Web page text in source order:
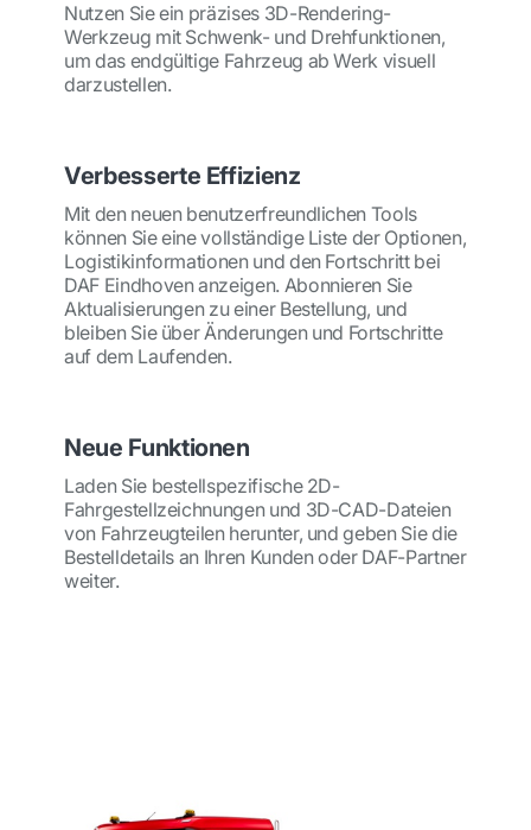
Nutzen Sie ein präzises 3D-Rendering-
Werkzeug mit Schwenk- und Drehfunktionen,
um das endgültige Fahrzeug ab Werk visuell
darzustellen.
Verbesserte Effizienz
Mit den neuen benutzerfreundlichen Tools
können Sie eine vollständige Liste der Optionen,
Logistikinformationen und den Fortschritt bei
DAF Eindhoven anzeigen. Abonnieren Sie
Aktualisierungen zu einer Bestellung, und
bleiben Sie über Änderungen und Fortschritte
auf dem Laufenden.
Neue Funktionen
Laden Sie bestellspezifische 2D-
Fahrgestellzeichnungen und 3D-CAD-Dateien
von Fahrzeugteilen herunter, und geben Sie die
Bestelldetails an Ihren Kunden oder DAF-Partner
weiter.